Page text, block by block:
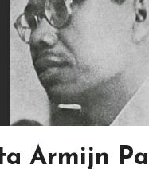
Armijn